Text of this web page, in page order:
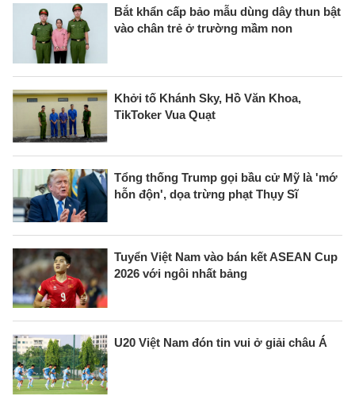
Bắt khẩn cấp bảo mẫu dùng dây thun bật
vào chân trẻ ở trường mầm non
Khởi tố Khánh Sky, Hồ Văn Khoa,
TikToker Vua Quạt
Tổng thống Trump gọi bầu cử Mỹ là 'mớ
hỗn độn', dọa trừng phạt Thụy Sĩ
Tuyển Việt Nam vào bán kết ASEAN Cup
2026 với ngôi nhất bảng
U20 Việt Nam đón tin vui ở giải châu Á